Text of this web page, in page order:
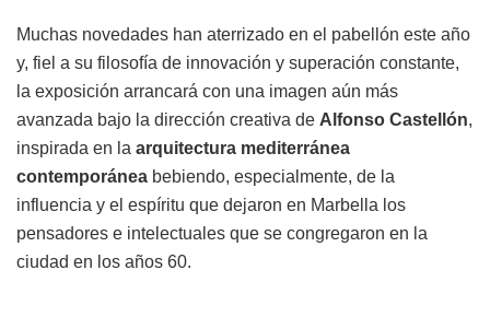
Muchas novedades han aterrizado en el pabellón este año
y, fiel a su filosofía de innovación y superación constante,
la exposición arrancará con una imagen aún más
avanzada bajo la dirección creativa de Alfonso Castellón,
inspirada en la arquitectura mediterránea
contemporánea bebiendo, especialmente, de la
influencia y el espíritu que dejaron en Marbella los
pensadores e intelectuales que se congregaron en la
ciudad en los años 60.